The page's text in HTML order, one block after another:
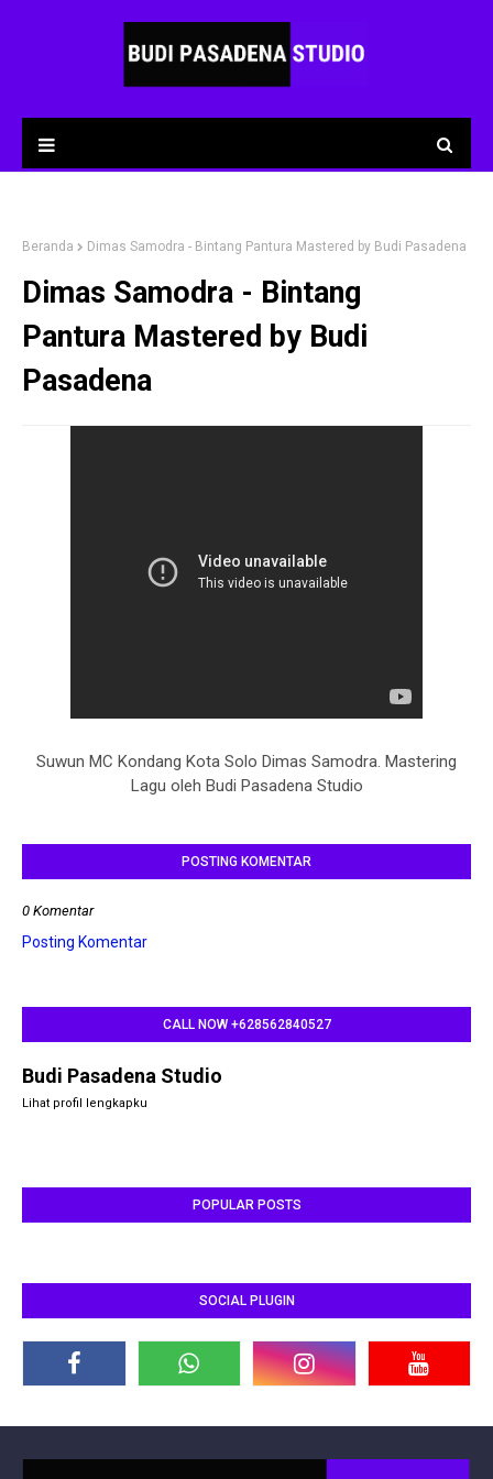
Beranda Dimas Samodra - Bintang Pantura Mastered by Budi Pasadena
Dimas Samodra - Bintang
Pantura Mastered by Budi
Pasadena
Suwun MC Kondang Kota Solo Dimas Samodra. Mastering
Lagu oleh Budi Pasadena Studio
POSTING KOMENTAR
0 Komentar
Posting Komentar
CALL NOW +628562840527
Budi Pasadena Studio
Lihat profil lengkapku
POPULAR POSTS
SOCIAL PLUGIN